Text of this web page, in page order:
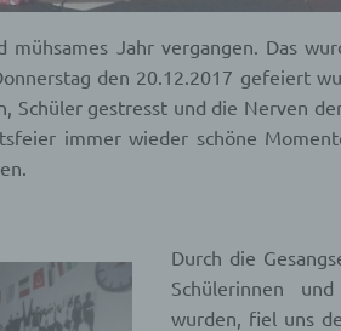
Jahr vergangen. Das
den 20.12.2017 gefeiert
Schüler gestresst und die Nerven
immer wieder schöne
Durch die
Schülerinnen
wurden, fiel uns